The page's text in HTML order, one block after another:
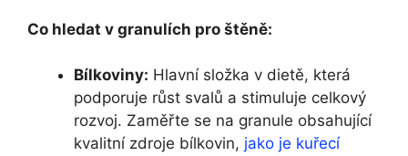
Co hledat v granulích pro štěně:
Bílkoviny: Hlavní složka v dietě, která
podporuje růst svalů a stimuluje celkový
rozvoj. Zaměřte se na granule obsahující
kvalitní zdroje bílkovin, jako je kuřecí